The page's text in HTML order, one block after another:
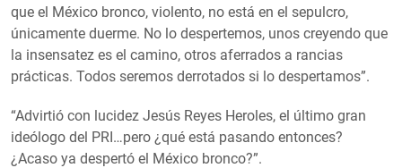
que el México bronco, violento, no está en el sepulcro,
únicamente duerme. No lo despertemos, unos creyendo que
la insensatez es el camino, otros aferrados a rancias
prácticas. Todos seremos derrotados si lo despertamos”.
“Advirtió con lucidez Jesús Reyes Heroles, el último gran
ideólogo del PRI…pero ¿qué está pasando entonces?
¿Acaso ya despertó el México bronco?”.